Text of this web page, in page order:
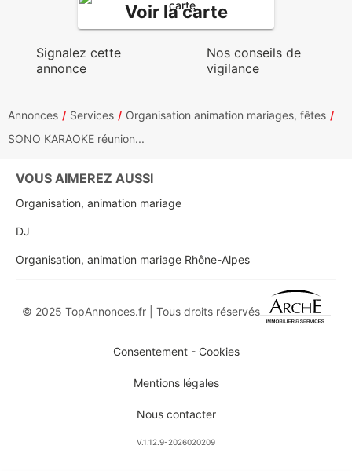
Voir la carte
Signalez cette
annonce
Nos conseils de
vigilance
Annonces Services
Organisation animation mariages, fêtes
SONO KARAOKE réunion...
VOUS AIMEREZ AUSSI
Organisation, animation mariage
DJ
Organisation, animation mariage Rhône-Alpes
© 2025 TopAnnonces.fr | Tous droits réservés
Consentement - Cookies
Mentions légales
Nous contacter
V.1.12.9-2026020209